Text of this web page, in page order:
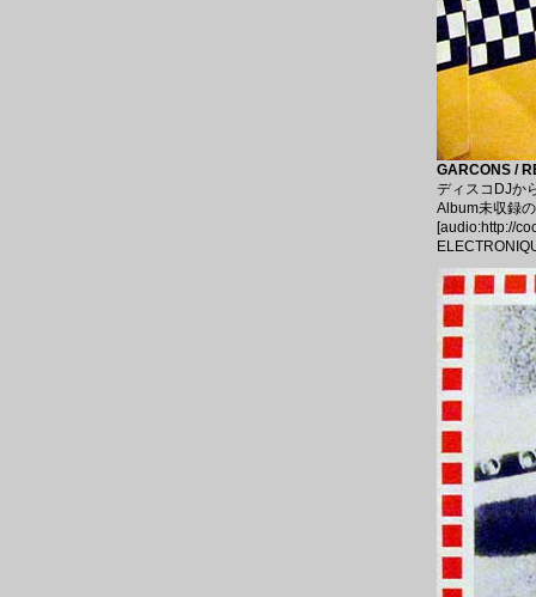
GARCONS /
ディスコDJか
Album未収録
[audio:http://